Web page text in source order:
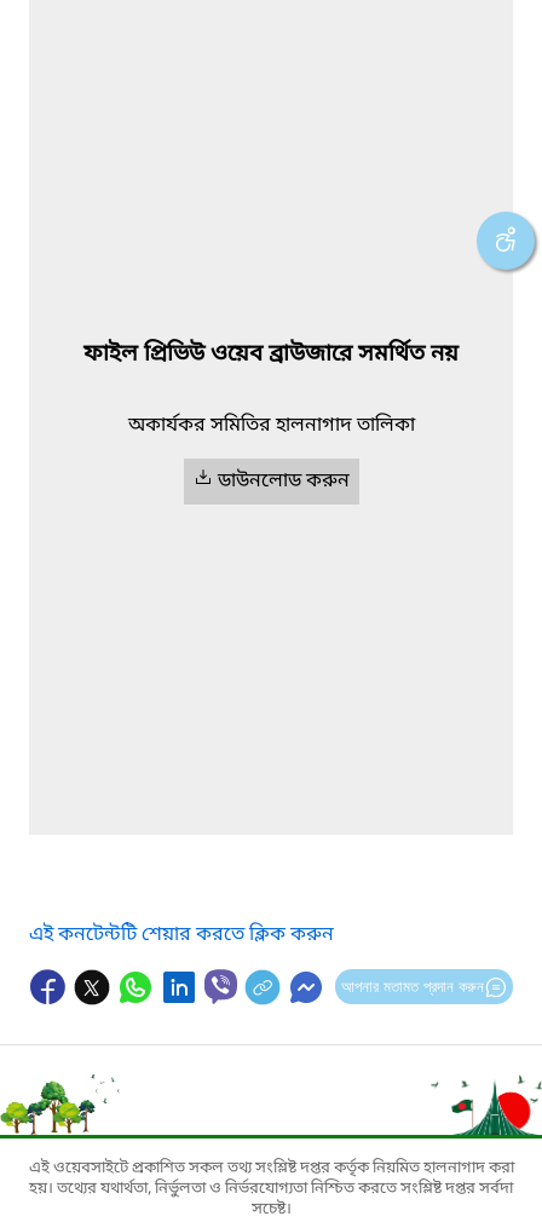
ফাইল প্রিভিউ ওয়েব ব্রাউজারে সমর্থিত নয়
অকার্যকর সমিতির হালনাগাদ তালিকা
ডাউনলোড করুন
এই কনটেন্টটি শেয়ার করতে ক্লিক করুন
আপনার মতামত প্রদান করুন
এই ওয়েবসাইটে প্রকাশিত সকল তথ্য সংশ্লিষ্ট দপ্তর কর্তৃক নিয়মিত হালনাগাদ করা
হয়। তথ্যের যথার্থতা, নির্ভুলতা ও নির্ভরযোগ্যতা নিশ্চিত করতে সংশ্লিষ্ট দপ্তর সর্বদা
সচেষ্ট।